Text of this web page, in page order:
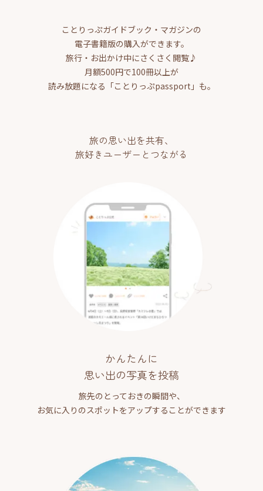
ことりっぷガイドブック・マガジンの
電子書籍版の購入ができます。
旅行・お出かけ中にさくさく閲覧♪
月額500円で100冊以上が
読み放題になる「ことりっぷpassport」も。
旅の思い出を共有、
旅好きユーザーとつながる
かんたんに
思い出の写真を投稿
旅先のとっておきの瞬間や、
お気に入りのスポットをアップすることができます